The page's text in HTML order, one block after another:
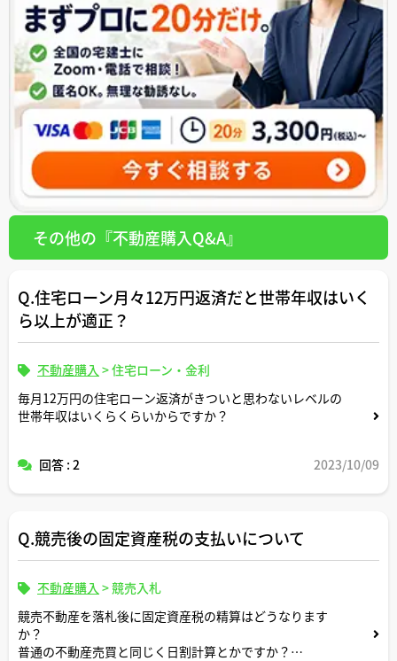
その他の『不動産購入Q&A』
Q.住宅ローン月々12万円返済だと世帯年収はいく
ら以上が適正？
不動産購入 >住宅ローン・金利
毎月12万円の住宅ローン返済がきついと思わないレベルの
世帯年収はいくらくらいからですか？
回答 : 2 2023/10/09
Q.競売後の固定資産税の支払いについて
不動産購入 >競売入札
競売不動産を落札後に固定資産税の精算はどうなります
か？
普通の不動産売買と同じく日割計算とかですか？